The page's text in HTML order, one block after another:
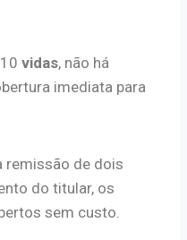
vidas, não há
imediata para
remissão de dois
do titular, os
sem custo.